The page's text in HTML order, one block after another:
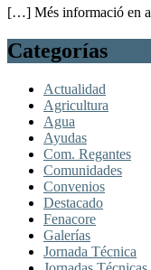
[…] Més informació en
Categorías
Actualidad
Agricultura
Agua
Ayudas
Com. Regantes
Comunidades
Convenios
Destacado
Fenacore
Galerías
Jornada Técnica